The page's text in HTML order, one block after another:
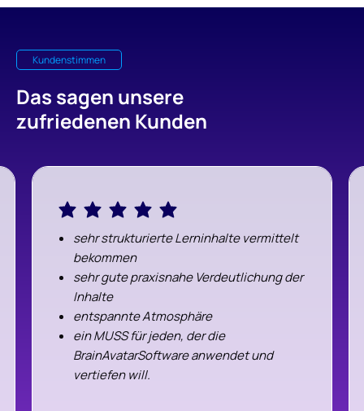
Kundenstimmen
Das sagen unsere
zufriedenen Kunden
sehr strukturierte Lerninhalte vermittelt
bekommen
sehr gute praxisnahe Verdeutlichung der
Inhalte
entspannte Atmosphäre
ein MUSS für jeden, der die
BrainAvatarSoftware anwendet und
vertiefen will.